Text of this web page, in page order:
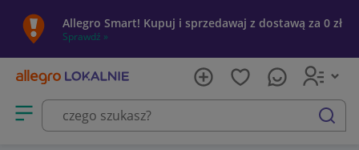
Allegro Smart! Kupuj i sprzedawaj z dostawą za 0 zł
Sprawdź »
Otwórz menu z kategoriami
szukaj